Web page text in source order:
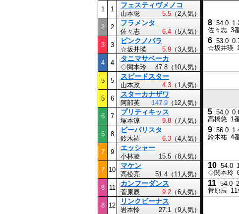
1
1
フェスティヴメノコ
山本聡 5.5 （2人気）
2
2
フラメンタ
佐々志 6.4 （5人気）
3
3
ピンクノバラ
☆坂井瑛 5.9 （3人気）
4
4
タニマサベーカ
◇関本玲
47.8（10人気）
5
5
スピードスター
山本政 4.3 （1人気）
5
6
スターカナザワ
阿部英 147.9 （12人気）
6
7
プリティキッス
塚本涼 9.8 （7人気）
6
8
ビーバリスタ
鈴木祐 6.3 （4人気）
7
9
エッシャー
小林凌
15.5（8人気）
7
10
マケン
高松亮
51.4（11人気）
8
11
カンフーダンス
菅原辰 9.2 （6人気）
8
12
リンクビーナス
岩本怜 27.1（9人気）
8 54.0
佐々志 3
6 53.0
☆坂井瑛
5 54.0
高橋悠 1
9 56.0
鈴木祐 4
10 54.0
◇関本玲
11 54.0
菅原辰 11